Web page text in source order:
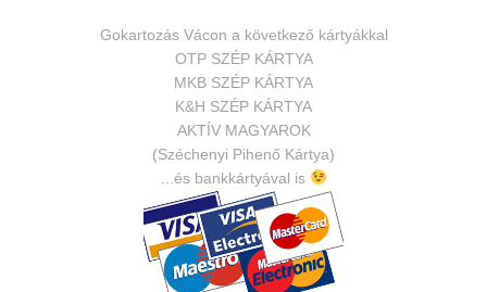
Gokartozás Vácon a következő kártyákkal
OTP SZÉP KÁRTYA
MKB SZÉP KÁRTYA
K&H SZÉP KÁRTYA
AKTÍV MAGYAROK
(Széchenyi Pihenő Kártya)
...és bankkártyával is